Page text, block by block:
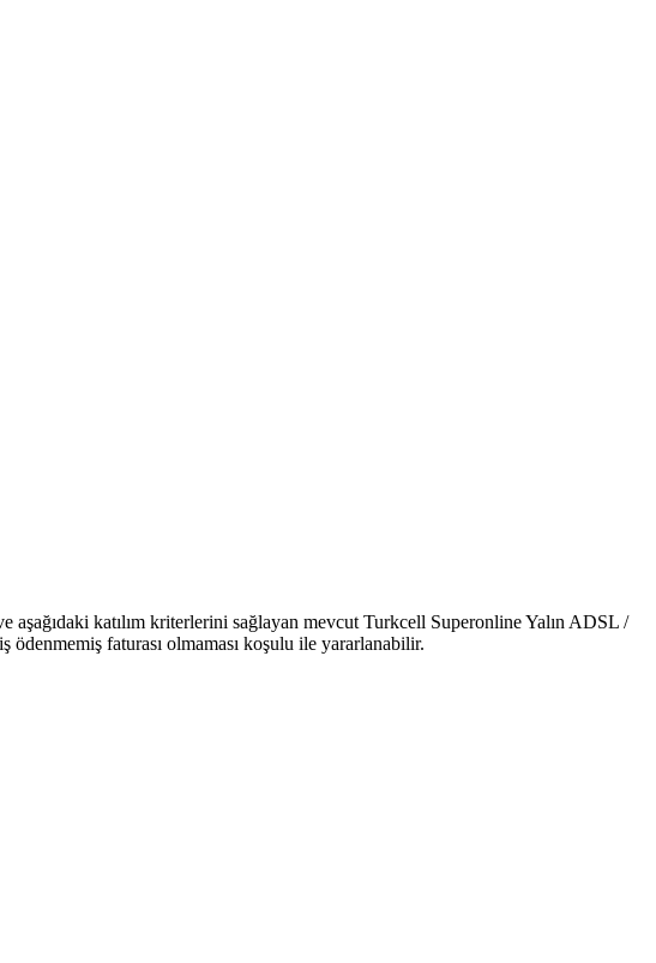
aşağıdaki katılım kriterlerini sağlayan mevcut Turkcell Superonline Yalın ADSL /
faturası olmaması koşulu ile yararlanabilir.